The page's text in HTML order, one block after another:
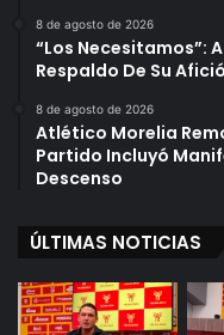
8 de agosto de 2026
“Los Necesitamos”:
Respaldo De Su
8 de agosto de 2026
Atlético Morelia
Partido Incluyó
Descenso
ÚLTIMAS NOTICIAS